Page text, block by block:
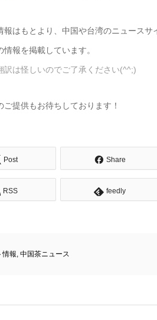
報はもとより、中国や台湾のニュースサ
情報を掲載しています。
訳は怪しいのでご了承ください(^^;)
ご提供もお待ちしております！
Post Share
RSS feedly
情報 中国茶ニュース